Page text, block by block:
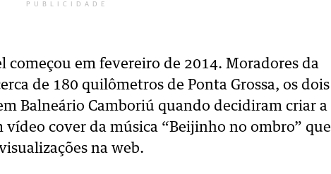
PUBLICIDADE
começou em fevereiro de 2014. Moradores da
de 180 quilômetros de Ponta Grossa, os dois
Balneário Camboriú quando decidiram criar a
cover da música “Beijinho no ombro” que
na web.